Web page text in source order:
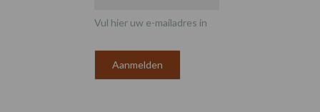
Vul hier uw e-mailadres in